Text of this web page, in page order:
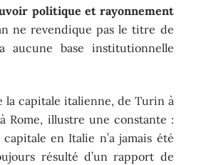
politique et rayonnement
ne revendique pas le titre de
aucune base institutionnelle
la capitale italienne, de Turin à
Rome, illustre une constante :
en Italie n’a jamais été
résulté d’un rapport de